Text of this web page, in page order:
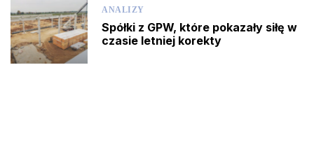
ANALIZY
Spółki z GPW, które pokazały siłę w
czasie letniej korekty